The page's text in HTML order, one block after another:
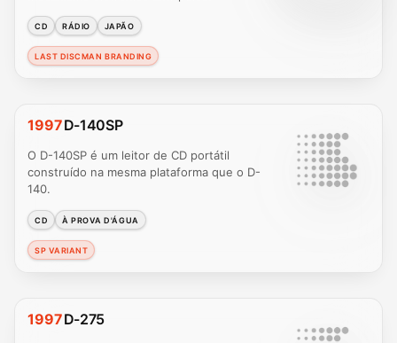
CD RÁDIO JAPÃO
LAST DISCMAN BRANDING
1997D-140SP
O D-140SP é um leitor de CD portátil
construído na mesma plataforma que o D-
140.
CD À PROVA D'ÁGUA
SP VARIANT
1997D-275